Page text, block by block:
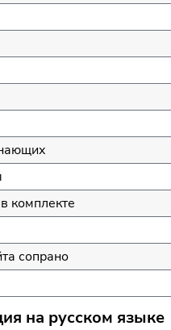
комплекте
сопрано
на русском языке